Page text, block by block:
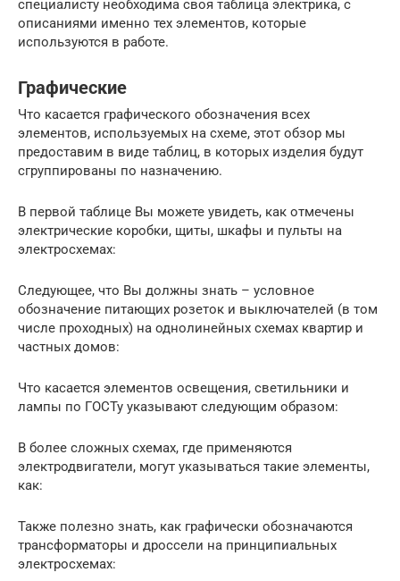
специалисту необходима своя таблица электрика, с
описаниями именно тех элементов, которые
используются в работе.
Графические
Что касается графического обозначения всех
элементов, используемых на схеме, этот обзор мы
предоставим в виде таблиц, в которых изделия будут
сгруппированы по назначению.
В первой таблице Вы можете увидеть, как отмечены
электрические коробки, щиты, шкафы и пульты на
электросхемах:
Следующее, что Вы должны знать – условное
обозначение питающих розеток и выключателей (в том
числе проходных) на однолинейных схемах квартир и
частных домов:
Что касается элементов освещения, светильники и
лампы по ГОСТу указывают следующим образом:
В более сложных схемах, где применяются
электродвигатели, могут указываться такие элементы,
как:
Также полезно знать, как графически обозначаются
трансформаторы и дроссели на принципиальных
электросхемах: